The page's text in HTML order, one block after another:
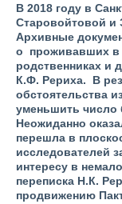
В 2018 году в
Старовойтовой и
Архивные
о проживавших в
родственниках и
К.Ф. Рериха. В
обстоятельства
уменьшить число
Неожиданно
перешла в
исследователей
интересу в
переписка Н.К.
продвижению